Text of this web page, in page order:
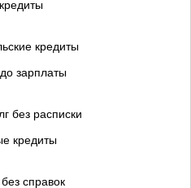
кредиты
зарплаты
без расписки
кредиты
справок